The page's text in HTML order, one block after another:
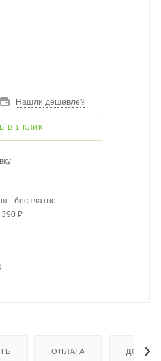
Нашли дешевле?
В 1 КЛИК
- бесплатно
390 ₽
ОПЛАТА